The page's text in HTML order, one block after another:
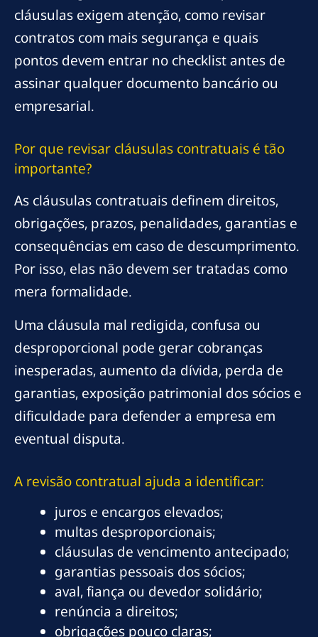
cláusulas exigem atenção, como revisar
contratos com mais segurança e quais
pontos devem entrar no checklist antes de
assinar qualquer documento bancário ou
empresarial.
Por que revisar cláusulas contratuais é tão
importante?
As cláusulas contratuais definem direitos,
obrigações, prazos, penalidades, garantias e
consequências em caso de descumprimento.
Por isso, elas não devem ser tratadas como
mera formalidade.
Uma cláusula mal redigida, confusa ou
desproporcional pode gerar cobranças
inesperadas, aumento da dívida, perda de
garantias, exposição patrimonial dos sócios e
dificuldade para defender a empresa em
eventual disputa.
A revisão contratual ajuda a identificar:
juros e encargos elevados;
multas desproporcionais;
cláusulas de vencimento antecipado;
garantias pessoais dos sócios;
aval, fiança ou devedor solidário;
renúncia a direitos;
obrigações pouco claras;